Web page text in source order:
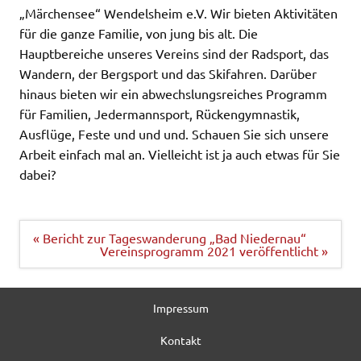
„Märchensee“ Wendelsheim e.V. Wir bieten Aktivitäten
für die ganze Familie, von jung bis alt. Die
Hauptbereiche unseres Vereins sind der Radsport, das
Wandern, der Bergsport und das Skifahren. Darüber
hinaus bieten wir ein abwechslungsreiches Programm
für Familien, Jedermannsport, Rückengymnastik,
Ausflüge, Feste und und und. Schauen Sie sich unsere
Arbeit einfach mal an. Vielleicht ist ja auch etwas für Sie
dabei?
Beitragsnavigation
« Bericht zur Tageswanderung „Bad Niedernau“
Vereinsprogramm 2021 veröffentlicht »
Impressum
Kontakt